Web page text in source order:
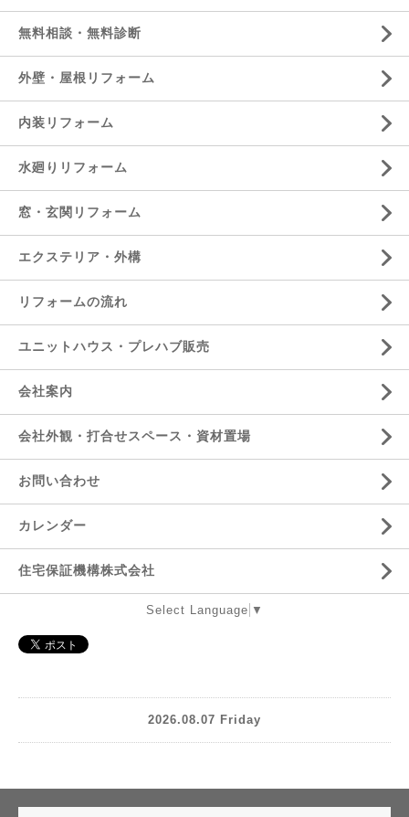
無料相談・無料診断
外壁・屋根リフォーム
内装リフォーム
水廻りリフォーム
窓・玄関リフォーム
エクステリア・外構
リフォームの流れ
ユニットハウス・プレハブ販売
会社案内
会社外観・打合せスペース・資材置場
お問い合わせ
カレンダー
住宅保証機構株式会社
Select Language ▼
2026.08.07 Friday